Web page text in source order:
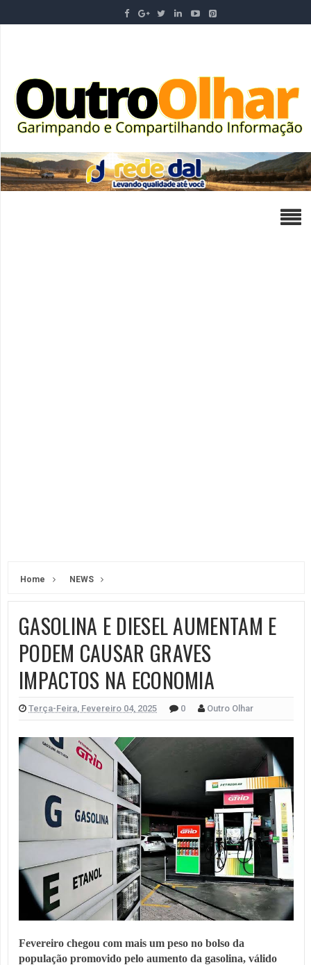
Home NEWS
GASOLINA E DIESEL AUMENTAM E
PODEM CAUSAR GRAVES
IMPACTOS NA ECONOMIA
Terça-Feira, Fevereiro 04, 2025 0 Outro Olhar
Fevereiro chegou com mais um peso no bolso da
população promovido pelo aumento da gasolina, válido